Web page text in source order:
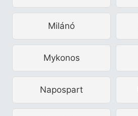
Milánó
Mykonos
Napospart